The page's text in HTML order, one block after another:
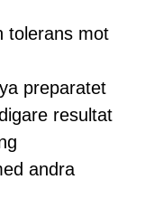
tolerans mot
preparatet
resultat
andra